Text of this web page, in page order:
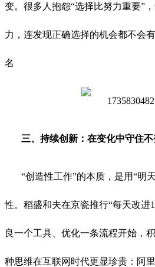
变。很多人抱怨“选择比努力重要”
力，连发现正确选择的机会都不会
名
三、持续创新：在变化中守住不
“创造性工作”的本质，是用“明
性。稻盛和夫在京瓷推行“每天改进
良一个工具、优化一条流程开始，
种思维在互联网时代更显珍贵：阿